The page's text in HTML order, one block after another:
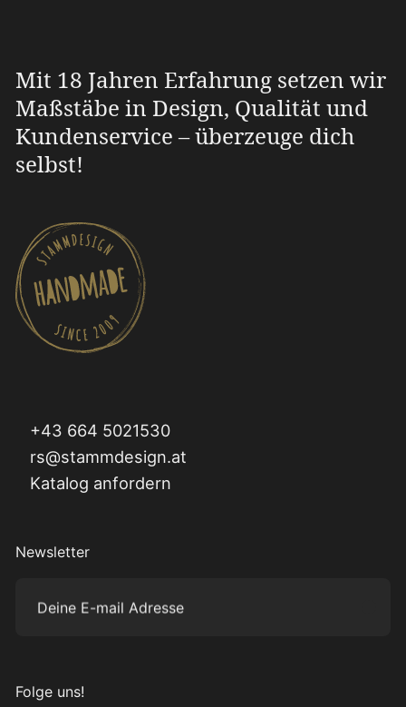
Mit 18 Jahren Erfahrung setzen wir
Maßstäbe in Design, Qualität und
Kundenservice – überzeuge dich
selbst!
+43 664 5021530
rs@stammdesign.at
Katalog anfordern
Newsletter
Deine E-mail Adresse
Folge uns!